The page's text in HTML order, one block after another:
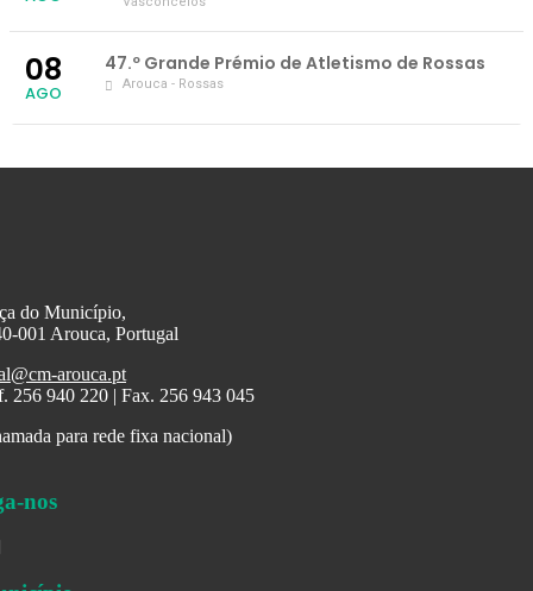
08
AGO
47.º Grande Prémio de Atletismo de Rossas
Arouca - Rossas
do Município,
001 Arouca, Portugal
arouca.pt
256 940 220 | Fax. 256 943 045
para rede fixa nacional)
nos